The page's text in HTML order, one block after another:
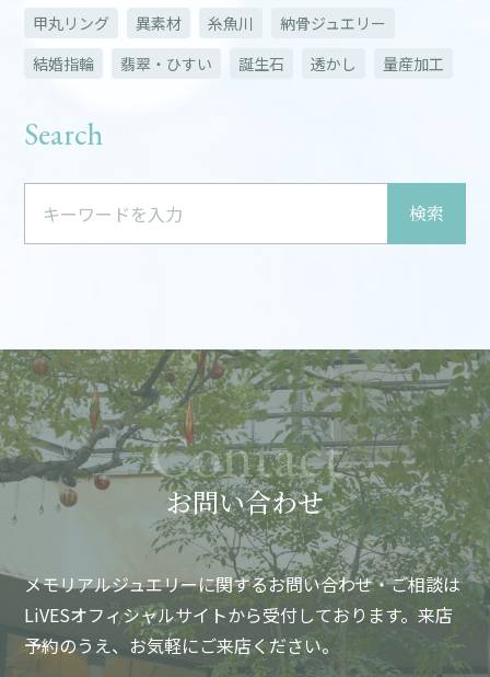
甲丸リング
異素材 糸魚川
納骨ジュエリー
結婚指輪
翡翠・ひすい 誕生石 透かし 量産加工
Search
検索
お問い合わせ
メモリアルジュエリーに関するお問い合わせ・ご相談は
LiVESオフィシャルサイトから受付しております。来店
予約のうえ、お気軽にご来店ください。